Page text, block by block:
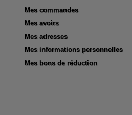
Mes commandes
Mes avoirs
Mes adresses
Mes informations personnelles
Mes bons de réduction